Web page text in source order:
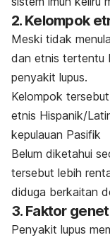
2. Kelompok
Meski tidak
dan etnis tertentu
penyakit lupus.
Kelompok
etnis Hispanik/
kepulauan Pasifik
Belum diketahui
tersebut lebih
diduga berkaitan
3. Faktor
Penyakit lupus